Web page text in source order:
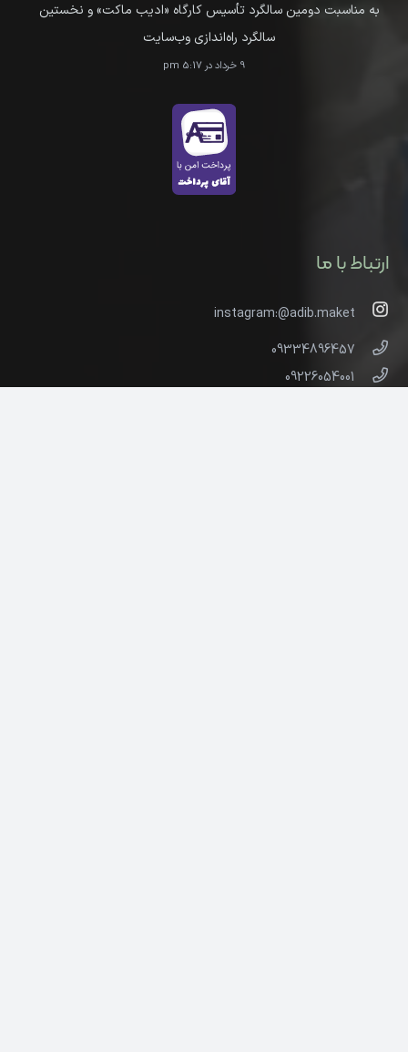
به مناسبت دومین سالگرد تأسیس کارگاه «ادیب ماکت» و نخستین
سالگرد راه‌اندازی وب‌سایت
9 خرداد در 5:17 pm
ارتباط با ما
instagram:@adib.maket
09334896457
09226054001